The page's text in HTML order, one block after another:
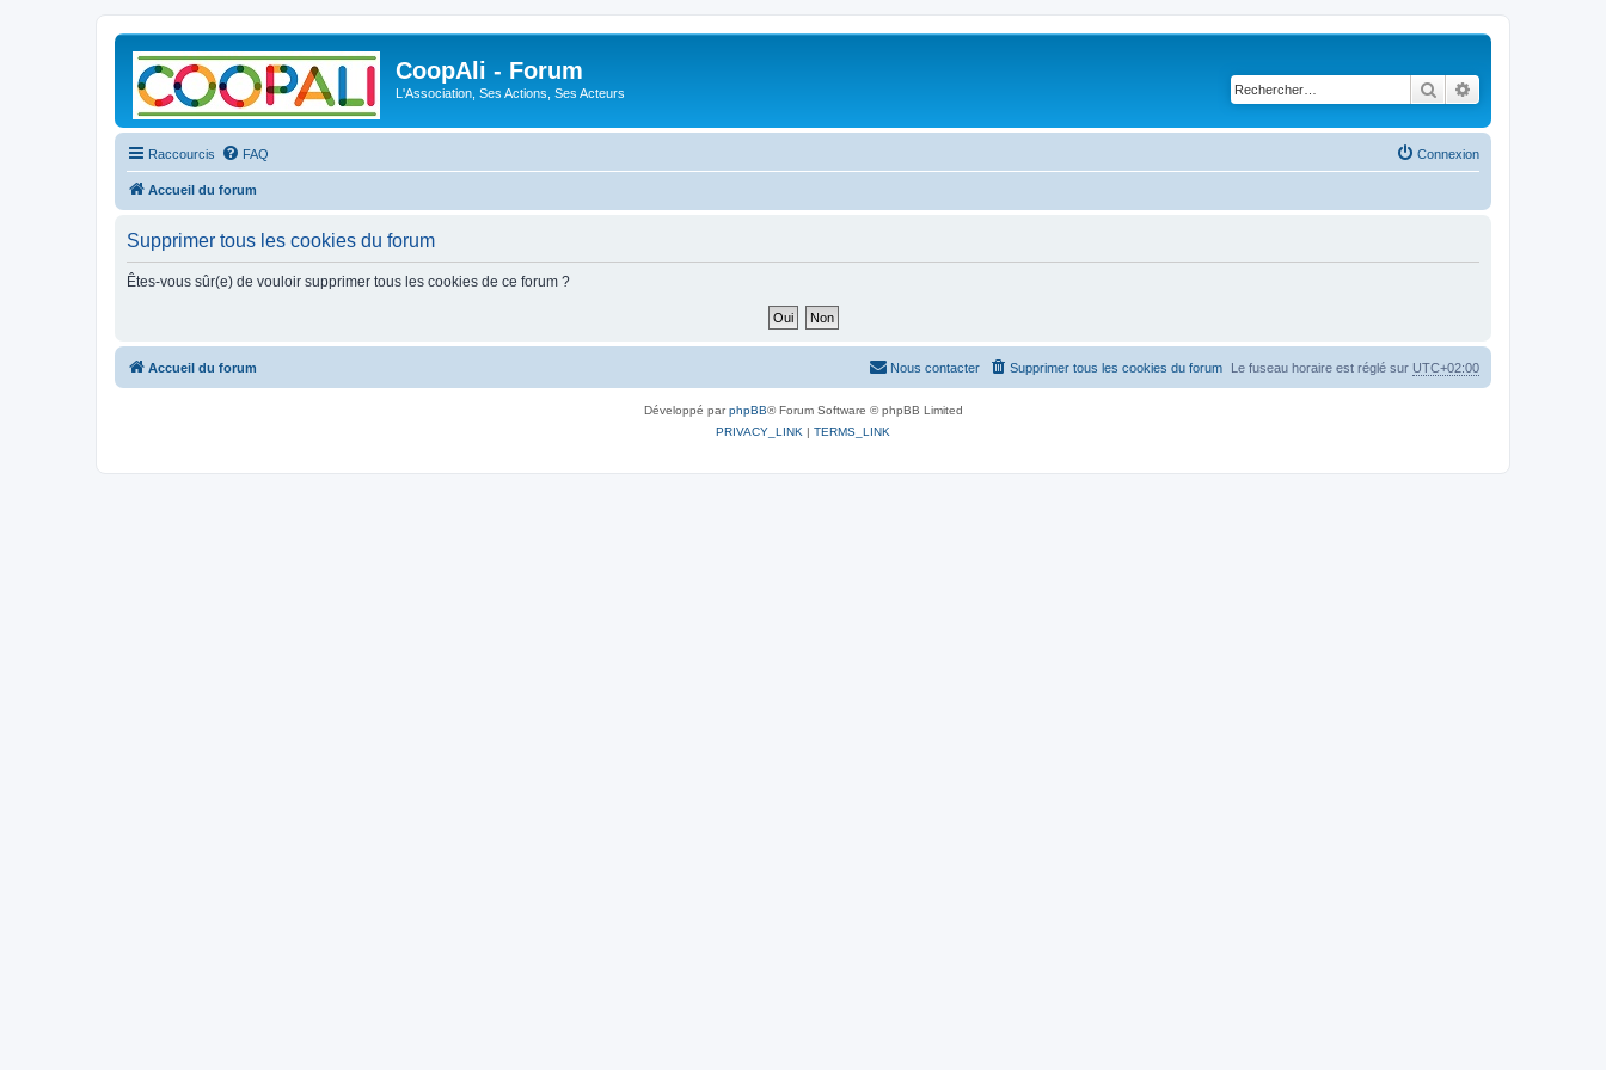
CoopAli - Forum
L'Association, Ses Actions, Ses Acteurs Rechercher
Raccourcis FAQ Connexion
Accueil du forum
Supprimer tous les cookies du forum
Êtes-vous sûr(e) de vouloir supprimer tous les cookies de ce forum ?
Accueil du forum Le fuseau horaire est réglé sur UTC+02:00
Supprimer tous les cookies du forum
Nous contacter
Développé parphpBB® Forum Software © phpBB Limited
PRIVACY_LINK | TERMS_LINK